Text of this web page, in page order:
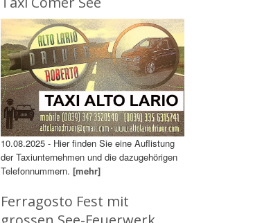
10.08.2025 - Hier finden Sie eine Auflistung
der Taxiunternehmen und die dazugehörigen
Telefonnummern. [mehr]
Ferragosto Fest mit